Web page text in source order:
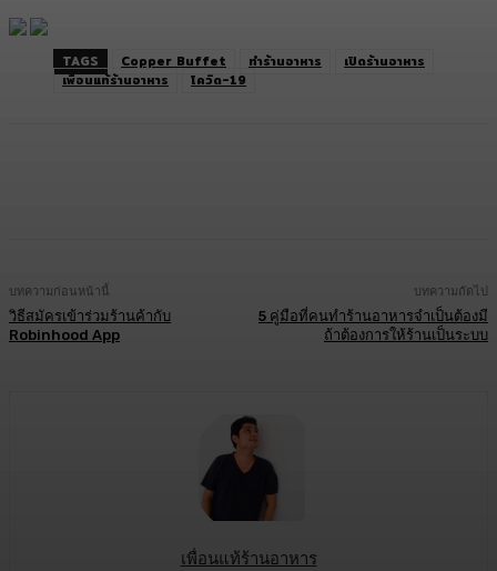
TAGS Copper Buffet ทำร้านอาหาร
เปิดร้านอาหาร
เพื่อนแท้ร้านอาหาร
โควิด-19
บทความก่อนหน้านี้
วิธีสมัครเข้าร่วมร้านค้ากับ
Robinhood App
บทความถัดไป
5 คู่มือที่คนทำร้านอาหารจำเป็นต้องมี
ถ้าต้องการให้ร้านเป็นระบบ
เพื่อนแท้ร้านอาหาร